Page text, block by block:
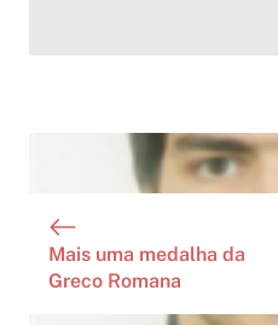
Mais uma medalha da
Greco Romana